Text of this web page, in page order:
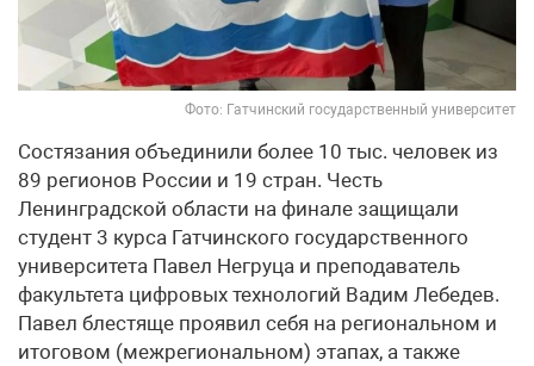
Фото: Гатчинский государственный университет
Состязания объединили более 10 тыс. человек из
89 регионов России и 19 стран. Честь
Ленинградской области на финале защищали
студент 3 курса Гатчинского государственного
университета Павел Негруца и преподаватель
факультета цифровых технологий Вадим Лебедев.
Павел блестяще проявил себя на региональном и
итоговом (межрегиональном) этапах, а также